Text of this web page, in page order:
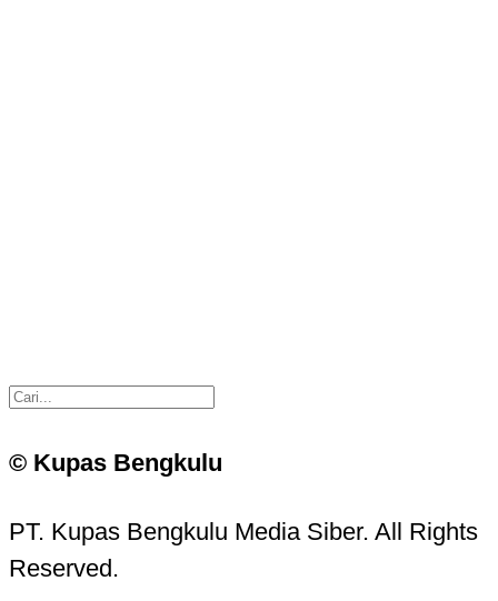
© Kupas Bengkulu
PT. Kupas Bengkulu Media Siber. All Rights
Reserved.